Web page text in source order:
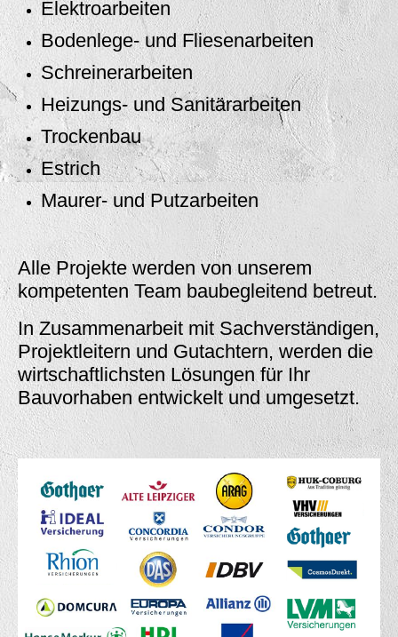
Elektroarbeiten
Bodenlege- und Fliesenarbeiten
Schreinerarbeiten
Heizungs- und Sanitärarbeiten
Trockenbau
Estrich
Maurer- und Putzarbeiten
Alle Projekte werden von unserem
kompetenten Team baubegleitend betreut.
In Zusammenarbeit mit Sachverständigen,
Projektleitern und Gutachtern, werden die
wirtschaftlichsten Lösungen für Ihr
Bauvorhaben entwickelt und umgesetzt.